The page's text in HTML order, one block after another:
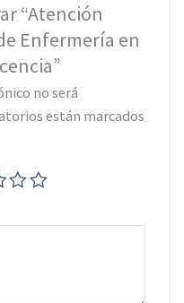
“Atención
Enfermería en
no será
están marcados